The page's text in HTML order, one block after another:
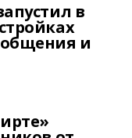
в
и